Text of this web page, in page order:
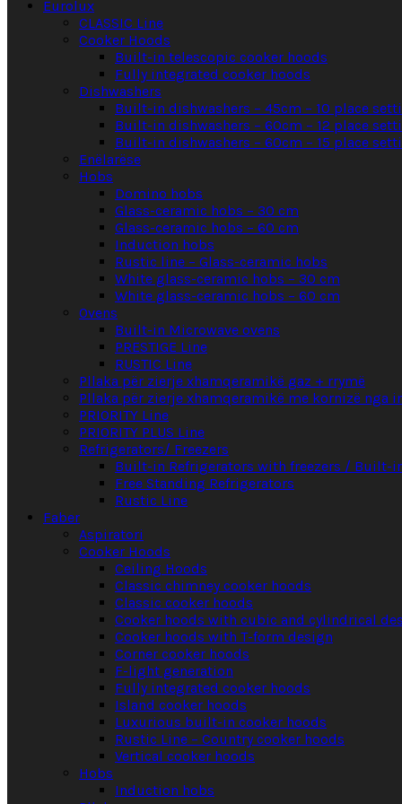
Eurolux
CLASSIC Line
Cooker Hoods
Built-in telescopic cooker hoods
Fully integrated cooker hoods
Dishwashers
Built-in dishwashers – 45cm – 10 place
Built-in dishwashers – 60cm – 12 place
Built-in dishwashers – 60cm – 15 place
Enëlarëse
Hobs
Domino hobs
Glass-ceramic hobs – 30 cm
Glass-ceramic hobs – 60 cm
Induction hobs
Rustic line – Glass-ceramic hobs
White glass-ceramic hobs – 30 cm
White glass-ceramic hobs – 60 cm
Ovens
Built-in Microwave ovens
PRESTIGE Line
RUSTIC Line
Pllaka për zierje xhamqeramikë gaz + rrymë
Pllaka për zierje xhamqeramikë me kornizë nga
PRIORITY Line
PRIORITY PLUS Line
Refrigerators/ Freezers
Built-in Refrigerators with freezers / Built-
Free Standing Refrigerators
Rustic Line
Faber
Aspiratori
Cooker Hoods
Ceiling Hoods
Classic chimney cooker hoods
Classic cooker hoods
Cooker hoods with cubic and cylindrical
Cooker hoods with T-form design
Corner cooker hoods
F-light generation
Fully integrated cooker hoods
Island cooker hoods
Luxurious built-in cooker hoods
Rustic Line – Country cooker hoods
Vertical cooker hoods
Hobs
Induction hobs